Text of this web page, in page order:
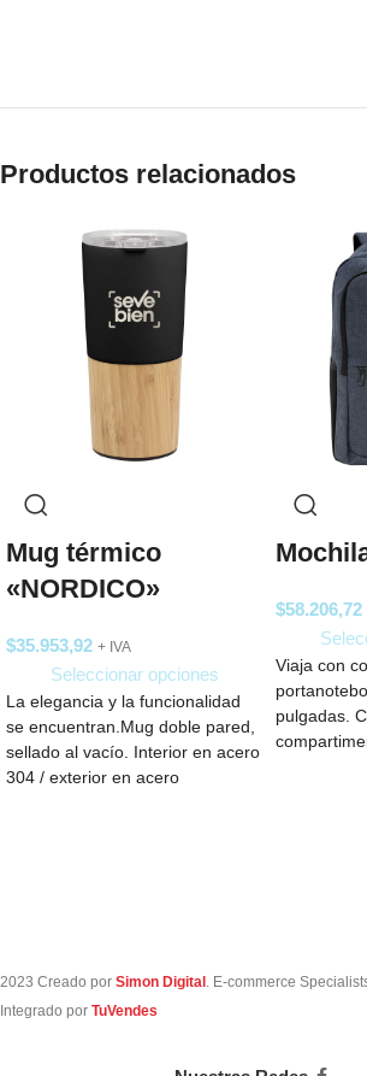
Productos relacionados
Mug térmico
«NORDICO»
$35.953,92 + IVA
Seleccionar opciones
La elegancia y la funcionalidad
se encuentran.Mug doble pared,
sellado al vacío. Interior en acero
304 / exterior en acero
$58.206,72
Viaja con
pulgadas.
2023 Creado por Simon Digital . E-commerce
Integrado por TuVendes